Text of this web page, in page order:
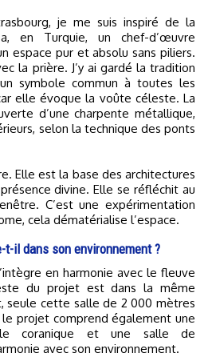
je me suis inspiré de la
en Turquie, un chef-d’œuvre
espace pur et absolu sans piliers.
la prière. J’y ai gardé la tradition
symbole commun à toutes les
elle évoque la voûte céleste. La
d’une charpente métallique,
selon la technique des ponts
Elle est la base des architectures
divine. Elle se réfléchit au
C’est une expérimentation
cela dématérialise l’espace.
t-il dans son environnement ?
en harmonie avec le fleuve
du projet est dans la même
seule cette salle de 2 000 mètres
projet comprend également une
coranique et une salle de
avec son environnement.